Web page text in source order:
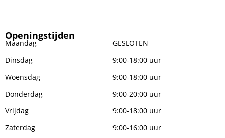
Openingstijden
Maandag
GESLOTEN
Dinsdag
9:00-18:00 uur
Woensdag
9:00-18:00 uur
Donderdag
9:00-20:00 uur
Vrijdag
9:00-18:00 uur
Zaterdag
9:00-16:00 uur